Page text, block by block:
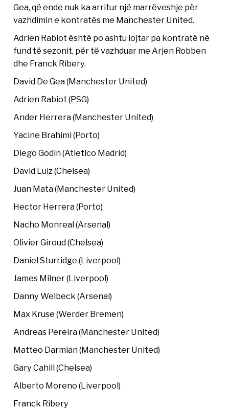
Gea, që ende nuk ka arritur një marrëveshje për
vazhdimin e kontratës me Manchester United.
Adrien Rabiot është po ashtu lojtar pa kontratë në
fund të sezonit, për të vazhduar me Arjen Robben
dhe Franck Ribery.
David De Gea (Manchester United)
Adrien Rabiot (PSG)
Ander Herrera (Manchester United)
Yacine Brahimi (Porto)
Diego Godin (Atletico Madrid)
David Luiz (Chelsea)
Juan Mata (Manchester United)
Hector Herrera (Porto)
Nacho Monreal (Arsenal)
Olivier Giroud (Chelsea)
Daniel Sturridge (Liverpool)
James Milner (Liverpool)
Danny Welbeck (Arsenal)
Max Kruse (Werder Bremen)
Andreas Pereira (Manchester United)
Matteo Darmian (Manchester United)
Gary Cahill (Chelsea)
Alberto Moreno (Liverpool)
Franck Ribery